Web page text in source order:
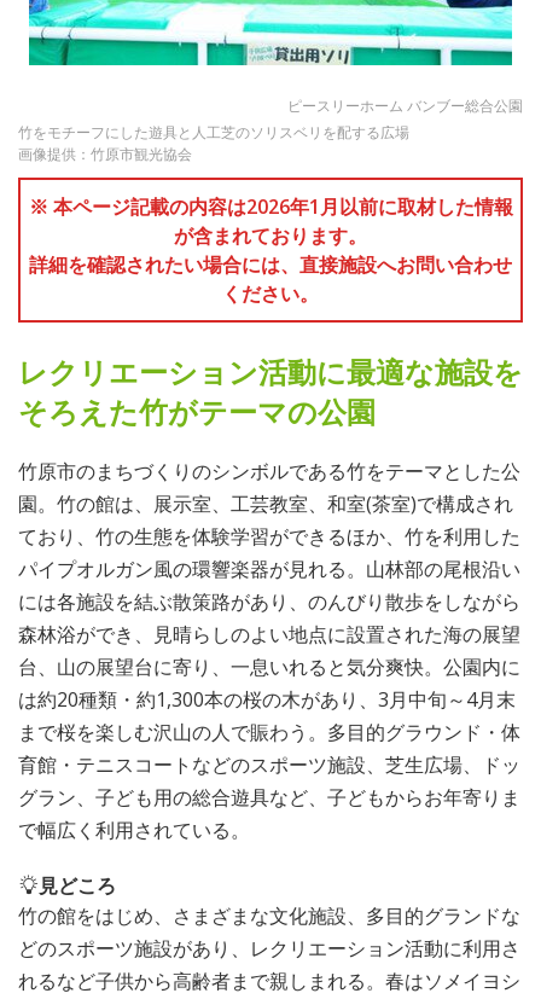
ピースリーホーム バンブー総合公園
竹をモチーフにした遊具と人工芝のソリスベリを配する広場
画像提供：竹原市観光協会
※ 本ページ記載の内容は2026年1月以前に取材した情報
が含まれております。
詳細を確認されたい場合には、直接施設へお問い合わせ
ください。
レクリエーション活動に最適な施設を
そろえた竹がテーマの公園
竹原市のまちづくりのシンボルである竹をテーマとした公
園。竹の館は、展示室、工芸教室、和室(茶室)で構成され
ており、竹の生態を体験学習ができるほか、竹を利用した
パイプオルガン風の環響楽器が見れる。山林部の尾根沿い
には各施設を結ぶ散策路があり、のんびり散歩をしながら
森林浴ができ、見晴らしのよい地点に設置された海の展望
台、山の展望台に寄り、一息いれると気分爽快。公園内に
は約20種類・約1,300本の桜の木があり、3月中旬～4月末
まで桜を楽しむ沢山の人で賑わう。多目的グラウンド・体
育館・テニスコートなどのスポーツ施設、芝生広場、ドッ
グラン、子ども用の総合遊具など、子どもからお年寄りま
で幅広く利用されている。
見どころ
竹の館をはじめ、さまざまな文化施設、多目的グランドな
どのスポーツ施設があり、レクリエーション活動に利用さ
れるなど子供から高齢者まで親しまれる。春はソメイヨシ